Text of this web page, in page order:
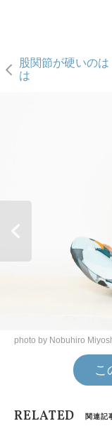
股関節が硬いの
は
photo by Nobuhiro
こ
RELATED 関連記